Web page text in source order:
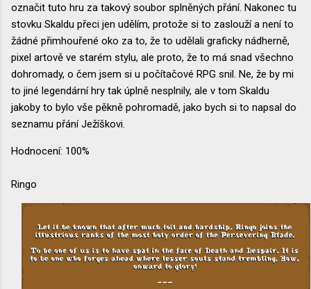
označit tuto hru za takový soubor splněných přání. Nakonec tu
stovku Skaldu přeci jen udělím, protože si to zaslouží a není to
žádné přimhouřené oko za to, že to udělali graficky nádherně,
pixel artově ve starém stylu, ale proto, že to má snad všechno
dohromady, o čem jsem si u počítačové RPG snil. Ne, že by mi
to jiné legendární hry tak úplně nesplnily, ale v tom Skaldu
jakoby to bylo vše pěkně pohromadě, jako bych si to napsal do
seznamu přání Ježíškovi.
Hodnocení: 100%
Ringo